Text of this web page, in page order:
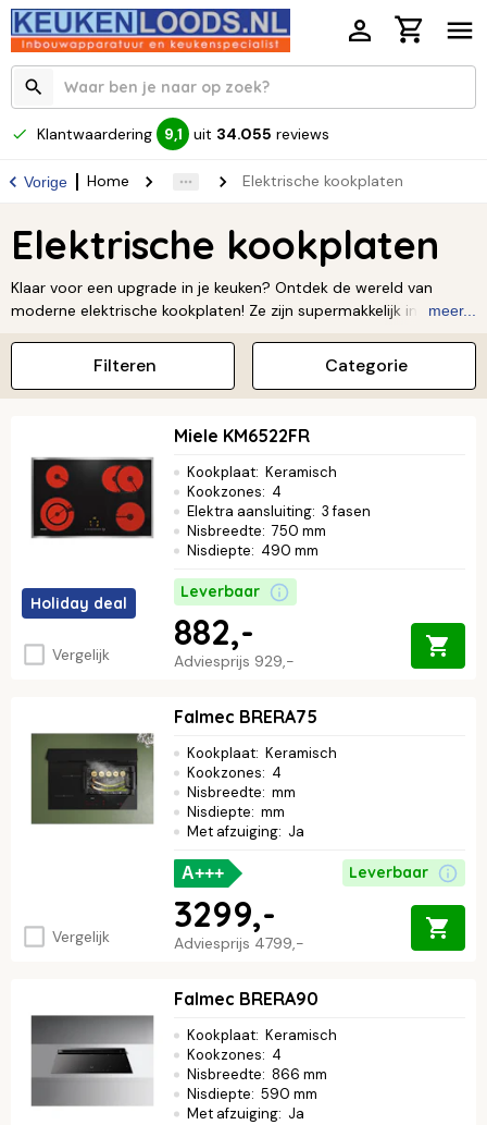
Klantwaardering 9,1 uit 34.055 reviews
Vorige Home Elektrische kookplaten
Elektrische kookplaten
Klaar voor een upgrade in je keuken? Ontdek de wereld van
moderne elektrische kookplaten! Ze zijn supermakkelijk in gebruik
iets nieuws? Elektrisch koken is de perfecte keuze. Het is niet
alleen veilig en snel, maar ook nog eens heel eenvoudig schoon
te maken. En het mooiste is: je kookt energiezuinig en draagt zo
bij aan een duurzamere wereld. Bij Keukenloods helpen we je
graag de perfecte elektrische kookplaat te vinden die past bij
jouw wensen.
meer...
Categorie
Filteren
Holiday deal
Vergelijk
Miele KM6522FR
Kookplaat: Keramisch
Kookzones: 4
Elektra aansluiting: 3 fasen
Nisbreedte: 750 mm
Nisdiepte: 490 mm
Leverbaar
Adviesprijs 929,-
882,-
Vergelijk
Falmec BRERA75
Kookplaat: Keramisch
Kookzones: 4
Nisbreedte: mm
Nisdiepte: mm
Met afzuiging: Ja
A+++ Leverbaar
Adviesprijs 4799,-
3299,-
Falmec BRERA90
Kookplaat: Keramisch
Kookzones: 4
Nisbreedte: 866 mm
Nisdiepte: 590 mm
Met afzuiging: Ja